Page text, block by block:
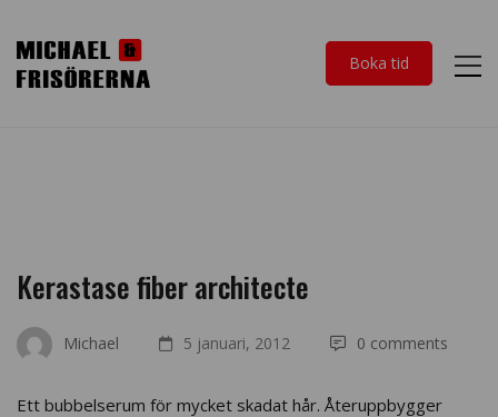
Boka tid
Kerastase fiber architecte
Michael 5 januari, 2012 0 comments
Ett bubbelserum för mycket skadat hår. Återuppbygger